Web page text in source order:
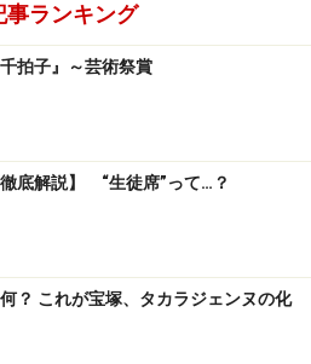
事ランキング
千拍子』～芸術祭賞
徹底解説】 “生徒席”って…？
？ これが宝塚、タカラジェンヌの化